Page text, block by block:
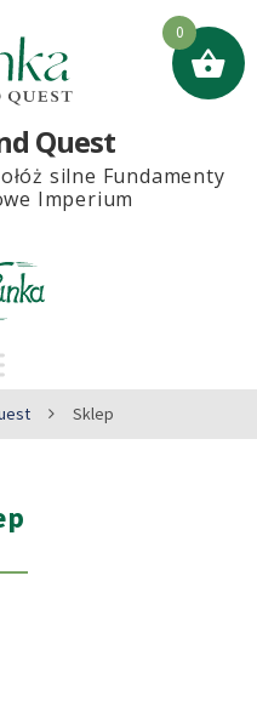
Quest
silne Fundamenty
Imperium
Sklep
0